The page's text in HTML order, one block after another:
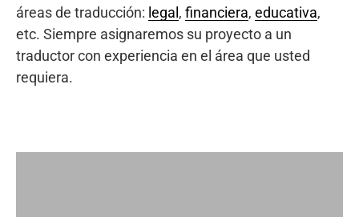
áreas de traducción: legal , financiera, educativa,
etc. Siempre asignaremos su proyecto a un
traductor con experiencia en el área que usted
requiera.